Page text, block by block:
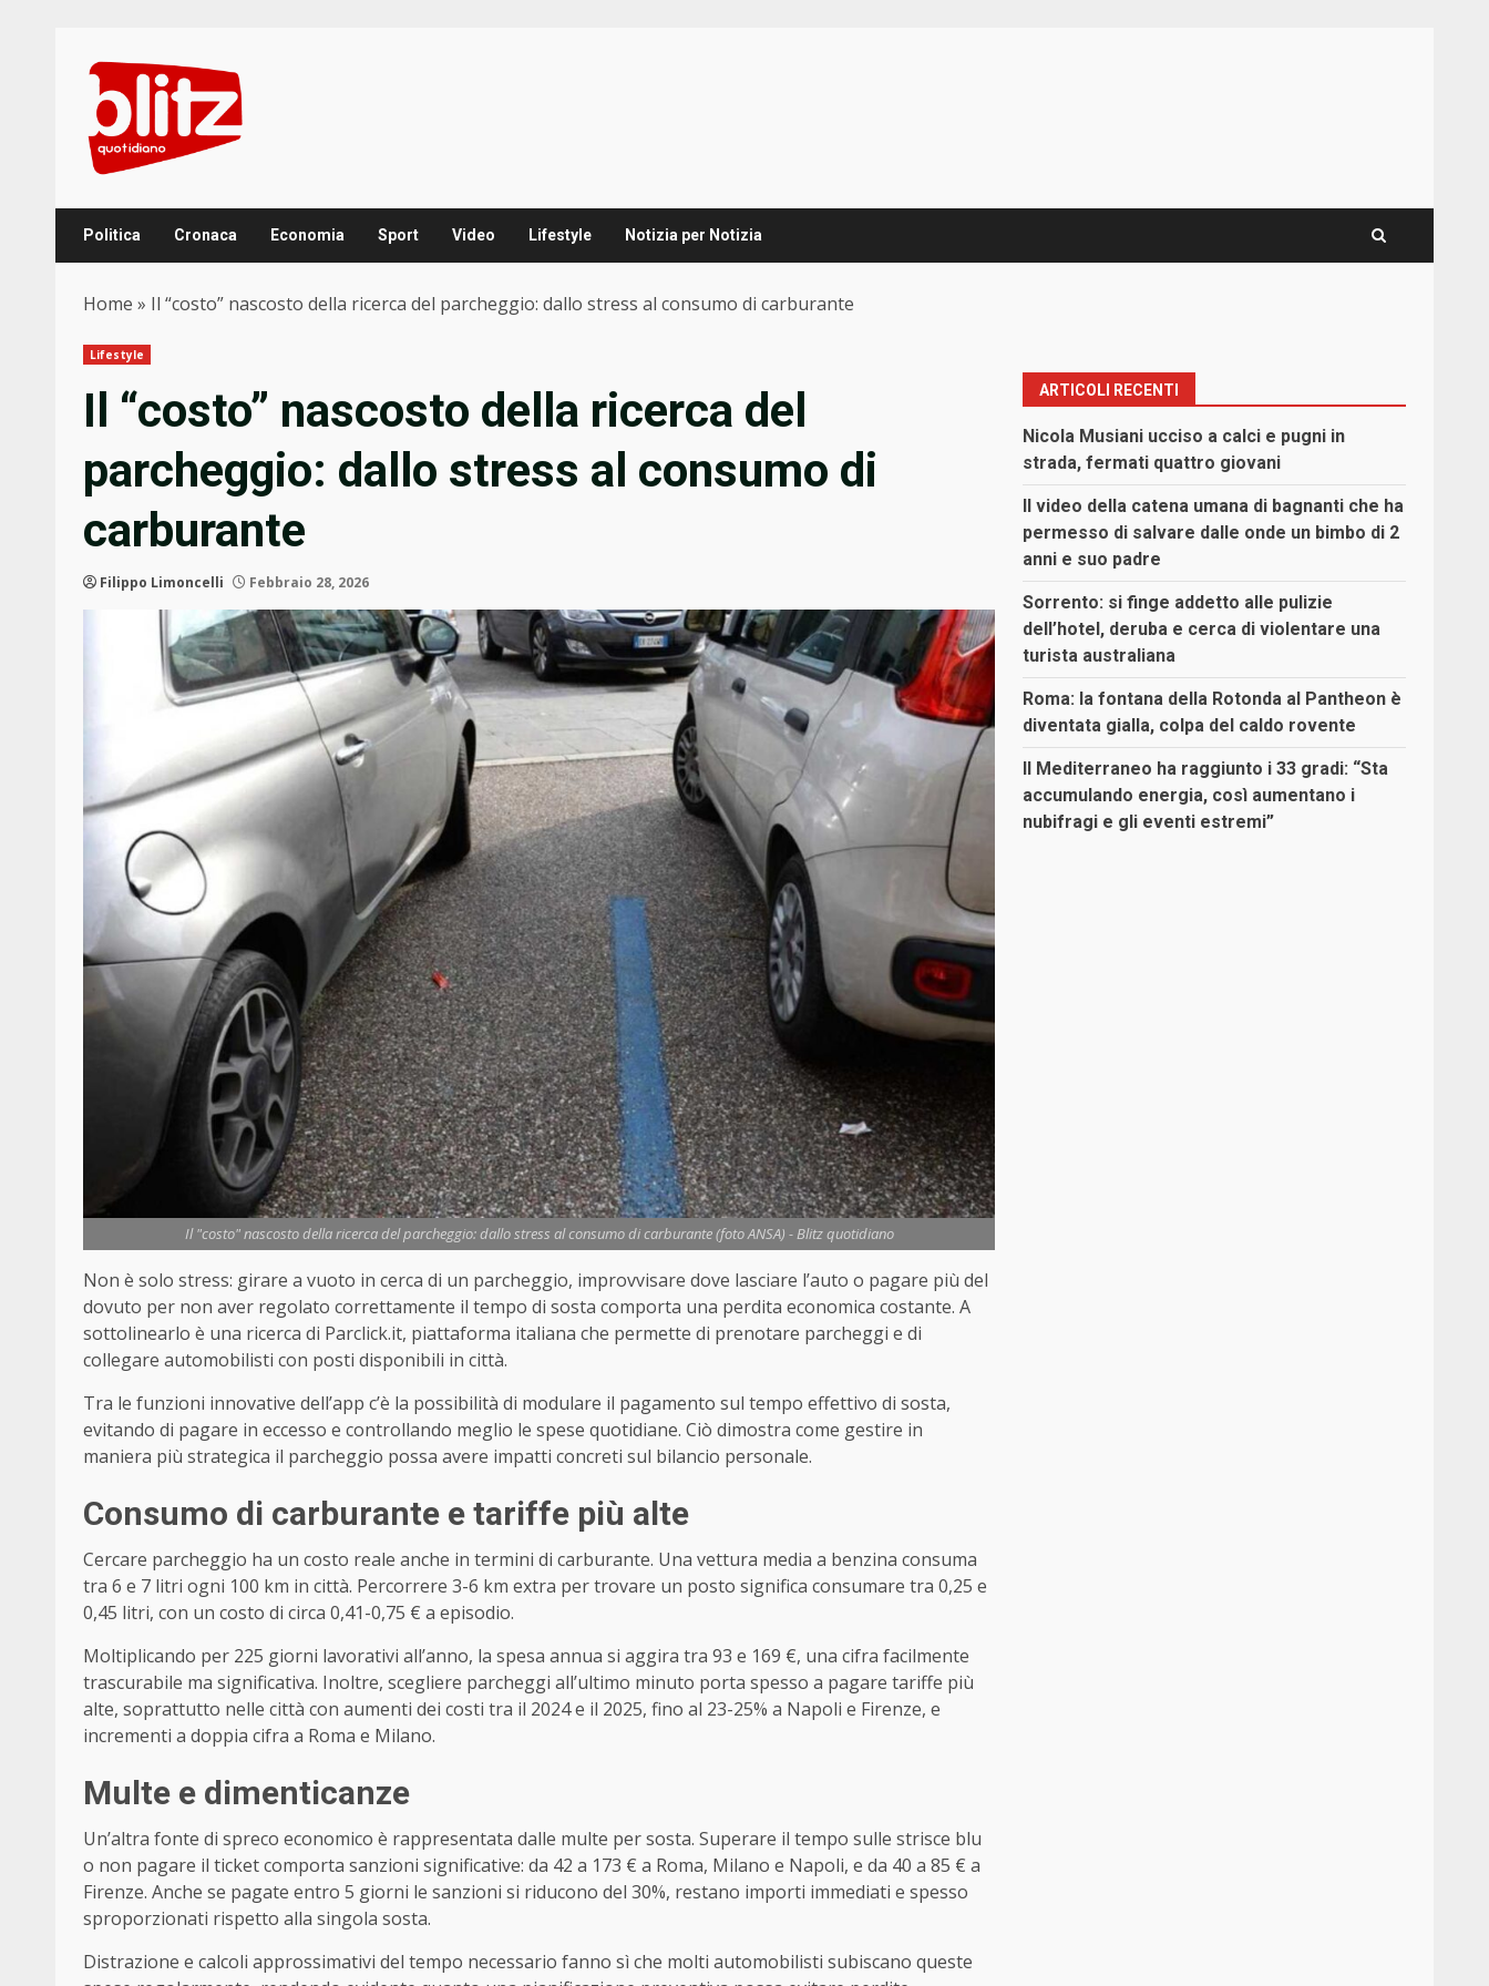
content
Politica Cronaca Economia Sport Video Lifestyle Notizia per Notizia
Home » Il “costo” nascosto della ricerca del parcheggio: dallo stress al consumo di carburante
Lifestyle
Il “costo” nascosto della ricerca del
parcheggio: dallo stress al consumo di
carburante
Filippo Limoncelli Febbraio 28, 2026
Il "costo" nascosto della ricerca del parcheggio: dallo stress al consumo di carburante (foto ANSA) - Blitz quotidiano
Non è solo stress: girare a vuoto in cerca di un parcheggio, improvvisare dove lasciare l’auto o pagare più del
dovuto per non aver regolato correttamente il tempo di sosta comporta una perdita economica costante. A
sottolinearlo è una ricerca di Parclick.it, piattaforma italiana che permette di prenotare parcheggi e di
collegare automobilisti con posti disponibili in città.
Tra le funzioni innovative dell’app c’è la possibilità di modulare il pagamento sul tempo effettivo di sosta,
evitando di pagare in eccesso e controllando meglio le spese quotidiane. Ciò dimostra come gestire in
maniera più strategica il parcheggio possa avere impatti concreti sul bilancio personale.
Consumo di carburante e tariffe più alte
Cercare parcheggio ha un costo reale anche in termini di carburante. Una vettura media a benzina consuma
tra 6 e 7 litri ogni 100 km in città. Percorrere 3-6 km extra per trovare un posto significa consumare tra 0,25 e
0,45 litri, con un costo di circa 0,41-0,75 € a episodio.
Moltiplicando per 225 giorni lavorativi all’anno, la spesa annua si aggira tra 93 e 169 €, una cifra facilmente
trascurabile ma significativa. Inoltre, scegliere parcheggi all’ultimo minuto porta spesso a pagare tariffe più
alte, soprattutto nelle città con aumenti dei costi tra il 2024 e il 2025, fino al 23-25% a Napoli e Firenze, e
incrementi a doppia cifra a Roma e Milano.
Multe e dimenticanze
Un’altra fonte di spreco economico è rappresentata dalle multe per sosta. Superare il tempo sulle strisce blu
o non pagare il ticket comporta sanzioni significative: da 42 a 173 € a Roma, Milano e Napoli, e da 40 a 85 € a
Firenze. Anche se pagate entro 5 giorni le sanzioni si riducono del 30%, restano importi immediati e spesso
sproporzionati rispetto alla singola sosta.
Distrazione e calcoli approssimativi del tempo necessario fanno sì che molti automobilisti subiscano queste
ARTICOLI RECENTI
Nicola Musiani ucciso a calci e pugni in
strada, fermati quattro giovani
Il video della catena umana di bagnanti che ha
permesso di salvare dalle onde un bimbo di 2
anni e suo padre
Sorrento: si finge addetto alle pulizie
dell’hotel, deruba e cerca di violentare una
turista australiana
Roma: la fontana della Rotonda al Pantheon è
diventata gialla, colpa del caldo rovente
Il Mediterraneo ha raggiunto i 33 gradi: “Sta
accumulando energia, così aumentano i
nubifragi e gli eventi estremi”